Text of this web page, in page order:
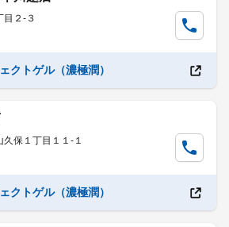
２-３
トゲル（濃極潤）
保１丁目１１-１
トゲル（濃極潤）